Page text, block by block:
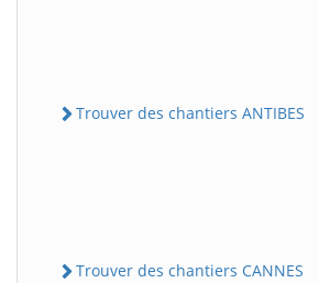
Trouver des chantiers ANTIBES
Trouver des chantiers CANNES